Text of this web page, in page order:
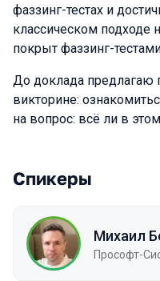
фаззинг-тестах и
классическом подходе
покрыт фаззинг-
До доклада предлагаю
викторине:
на вопрос: всё ли в
Спикеры
Михаил
Прософт-